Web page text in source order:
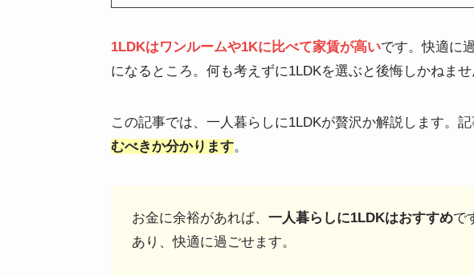
1LDKはワンルームや1Kに比べて家賃が高いです。快適に
になるところ。何も考えずに1LDKを選ぶと後悔しかねませ
この記事では、一人暮らしに1LDKが贅沢か解説します。記
むべきか分かります。
お金に余裕があれば、 一人暮らしに1LDKはおすすめで
あり、快適に過ごせます。